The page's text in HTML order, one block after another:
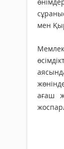
мен
ағаш